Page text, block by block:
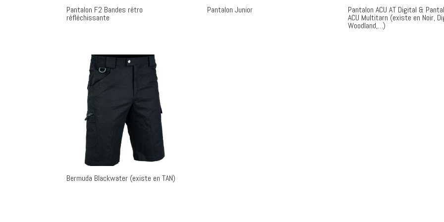
Pantalon F2 Bandes rétro
réfléchissante
Pantalon Junior Pantalon ACU AT Digital &
ACU Multitarn (existe en Noir,
Woodland,…)
Bermuda Blackwater (existe en TAN)